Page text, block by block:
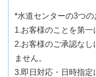
*水道センターの3つの
1.お客様のことを第一
2.お客様のご承認なし
ません。
3.即日対応・日時指定